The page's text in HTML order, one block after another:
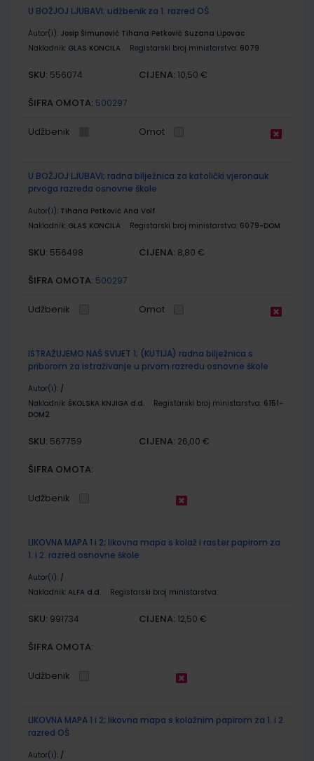
U BOŽJOJ LJUBAVI; udžbenik za 1. razred OŠ
Autor(i): Josip Šimunović Tihana Petković Suzana Lipovac
Nakladnik: GLAS KONCILA Registarski broj ministarstva: 6079
SKU: 556074 CIJENA: 10,50 €
ŠIFRA OMOTA: 500297
Udžbenik Omot
U BOŽJOJ LJUBAVI; radna bilježnica za katolički vjeronauk
prvoga razreda osnovne škole
Autor(i): Tihana Petković Ana Volf
Nakladnik: GLAS KONCILA Registarski broj ministarstva: 6079-DOM
SKU: 556498 CIJENA: 8,80 €
ŠIFRA OMOTA: 500297
Udžbenik Omot
ISTRAŽUJEMO NAŠ SVIJET 1; (KUTIJA) radna bilježnica s
priborom za istraživanje u prvom razredu osnovne škole
Autor(i): /
Nakladnik: ŠKOLSKA KNJIGA d.d. Registarski broj ministarstva: 6151-
DOM2
SKU: 567759 CIJENA: 26,00 €
ŠIFRA OMOTA:
Udžbenik
LIKOVNA MAPA 1 i 2; likovna mapa s kolaž i raster papirom za
1. i 2. razred osnovne škole
Autor(i): /
Nakladnik: ALFA d.d. Registarski broj ministarstva:
SKU: 991734 CIJENA: 12,50 €
ŠIFRA OMOTA:
Udžbenik
LIKOVNA MAPA 1 i 2; likovna mapa s kolažnim papirom za 1. i 2.
razred OŠ
Autor(i): /